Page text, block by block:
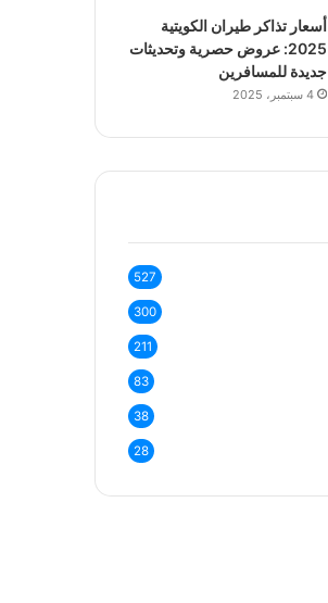
أسعار تذاكر طيران الكويتية
2025: عروض حصرية وتحديثات
جديدة للمسافرين
4 سبتمبر، 2025
527
300
211
83
38
28